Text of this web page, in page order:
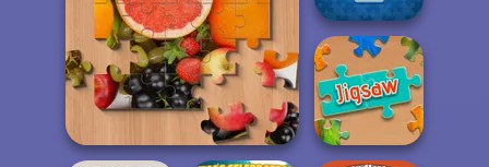
Jigsaw Deluxe